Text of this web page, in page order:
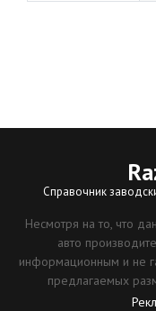
Справочник
Несмотря на то, что
авто
информационным и не
предлагаемых